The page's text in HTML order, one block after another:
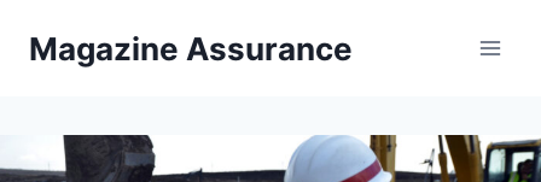
Magazine Assurance